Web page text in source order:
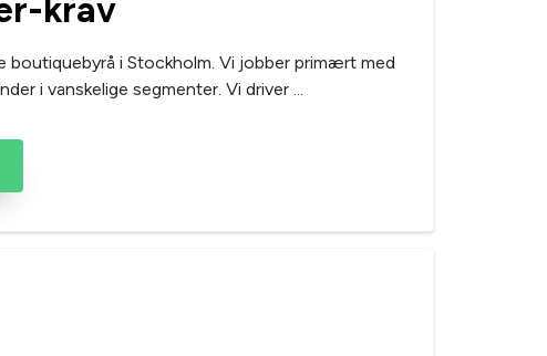
krav
boutiquebyrå i Stockholm. Vi jobber primært med
i vanskelige segmenter. Vi driver ...